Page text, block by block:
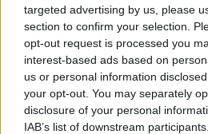
targeted advertising by us, please
section to confirm your selection.
opt-out request is processed you
interest-based ads based on
us or personal information
your opt-out. You may separately
disclosure of your personal
IAB’s list of downstream
Πραγματοποιήσουν
συνεντεύξεις εργασίας
Λάβουν επαγγελματική
εργασιακούς συμβούλους